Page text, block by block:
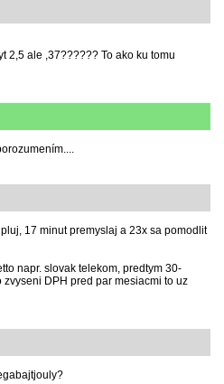
2,5 ale ,37?????? To ako ku tomu
17 minut premyslaj a 23x sa pomodlit
napr. slovak telekom, predtym 30-
DPH pred par mesiacmi to uz